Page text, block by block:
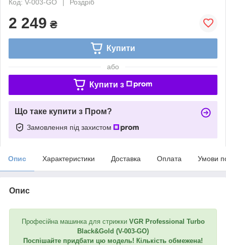
Код: V-003-GO
Роздріб
2 249 ₴
Купити
або
Купити з
Що таке купити з Пром?
Замовлення під захистом
Опис Характеристики Доставка Оплата Умови
Опис
Професійна машинка для стрижки VGR Professional Turbo
Black&Gold (V-003-GO)
Поспішайте придбати цю модель! Кількість обмежена!